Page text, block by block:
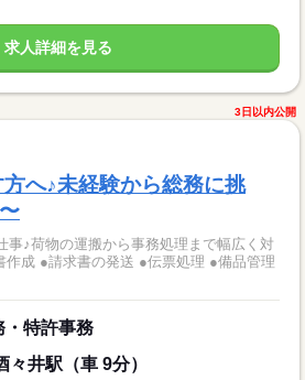
求人詳細を見る
3日以内公開
へ♪未経験から総務に挑
事♪荷物の運搬から事務処理まで幅広く対
成 ●請求書の発送 ●伝票処理 ●備品管理
・特許事務
井駅（車 9分）